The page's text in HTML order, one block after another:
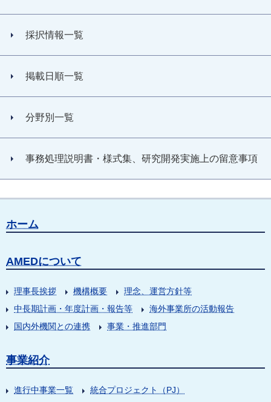
採択情報一覧
掲載日順一覧
分野別一覧
事務処理説明書・様式集、研究開発実施上の留意事項
ホーム
AMEDについて
理事長挨拶 機構概要
理念、運営方針等
中長期計画・年度計画・報告等
海外事業所の活動報告
国内外機関との連携
事業・推進部門
事業紹介
進行中事業一覧
統合プロジェクト（PJ）